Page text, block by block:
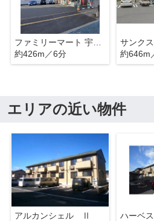
ファミリーマート 宇都宮塙田三丁目店
約426m／6分
約646m
エリアの近い物件
アルカンシェル Ⅱ
ハーベ